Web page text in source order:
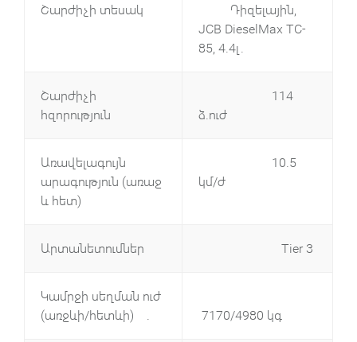
Շարժիչի տեսակ
Դիզելային,
JCB DieselMax TC-
85, 4.4լ.
Շարժիչի
հզորություն
114
ձ.ուժ
Առավելագույն
արագություն (առաջ
և հետ)
10.5
կմ/ժ
Արտանետումներ Tier 3
Կամրջի սեղման ուժ
(առջևի/հետևի) .
7170/4980 կգ